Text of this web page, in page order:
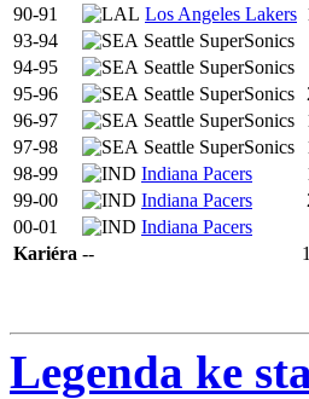
90-91 Los Angeles Lakers
93-94
Seattle SuperSonics
94-95
Seattle SuperSonics
95-96
Seattle SuperSonics
96-97
Seattle SuperSonics
97-98
Seattle SuperSonics
98-99
Indiana Pacers
99-00
Indiana Pacers
00-01
Indiana Pacers
Kariéra --
Legenda ke